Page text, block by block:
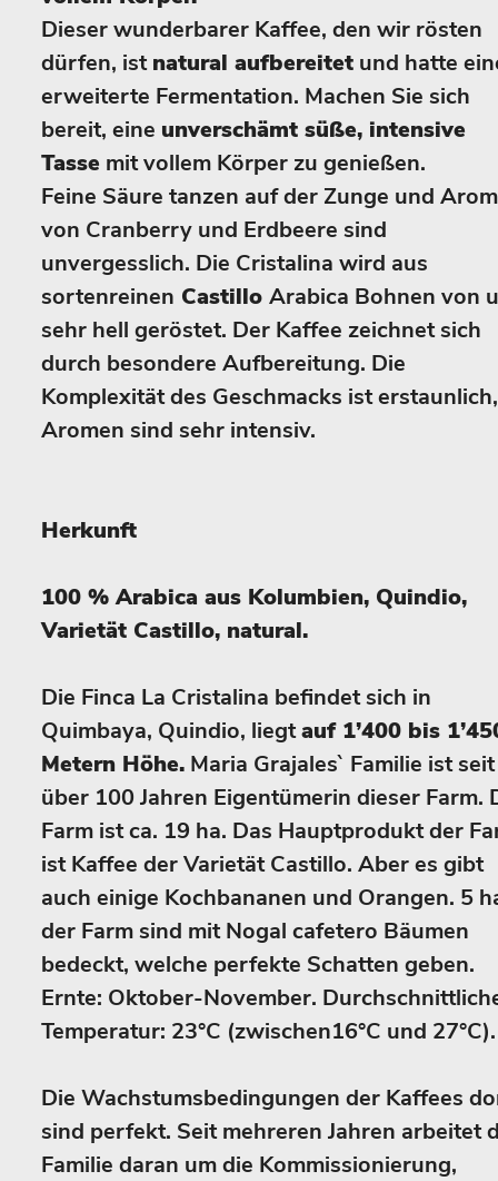
Dieser wunderbarer Kaffee, den wir rösten
dürfen, istnatural aufbereitet und hatte
erweiterte Fermentation. Machen Sie sich
bereit, eine unverschämt süße, intensive
Tasse mit vollem Körper zu genießen.
Feine Säure tanzen auf der Zunge und
von Cranberry und Erdbeere sind
unvergesslich. Die Cristalina wird aus
sortenreinen Castillo Arabica Bohnen von
sehr hell geröstet. Der Kaffee zeichnet sich
durch besondere Aufbereitung. Die
Komplexität des Geschmacks ist erstaunlich,
Aromen sind sehr intensiv.
Herkunft
100 % Arabica aus Kolumbien, Quindio,
Varietät Castillo, natural.
Die Finca La Cristalina befindet sich in
Quimbaya, Quindio, liegtauf 1’400 bis
Metern Höhe. Maria Grajales` Familie ist seit
über 100 Jahren Eigentümerin dieser Farm.
Farm ist ca. 19 ha. Das Hauptprodukt der
ist Kaffee der Varietät Castillo. Aber es gibt
auch einige Kochbananen und Orangen. 5
der Farm sind mit Nogal cafetero Bäumen
bedeckt, welche perfekte Schatten geben.
Ernte: Oktober-November.
Temperatur: 23°C (zwischen16°C und 27°C).
Die Wachstumsbedingungen der Kaffees
sind perfekt. Seit mehreren Jahren arbeitet
Familie daran um die Kommissionierung,